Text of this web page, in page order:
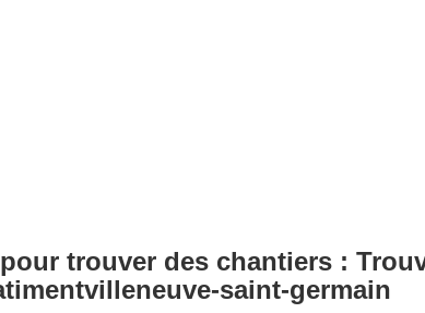
trouver des chantiers :
saint-germain